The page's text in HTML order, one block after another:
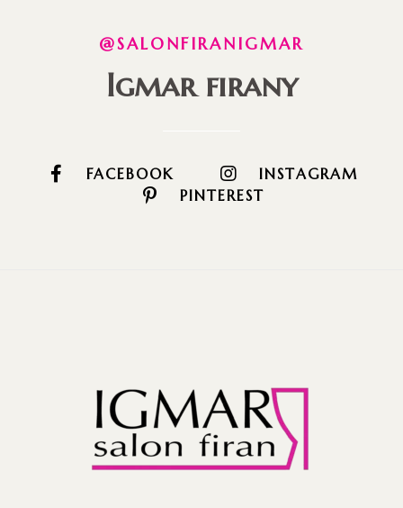
@SALONFIRANIGMAR
Igmar firany
FACEBOOK
INSTAGRAM
PINTEREST